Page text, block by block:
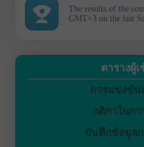
The results of the
GMT+3 on the last
ตารางผู้
การแข่งขัน
กติกาในก
บันทึกข้อมูล